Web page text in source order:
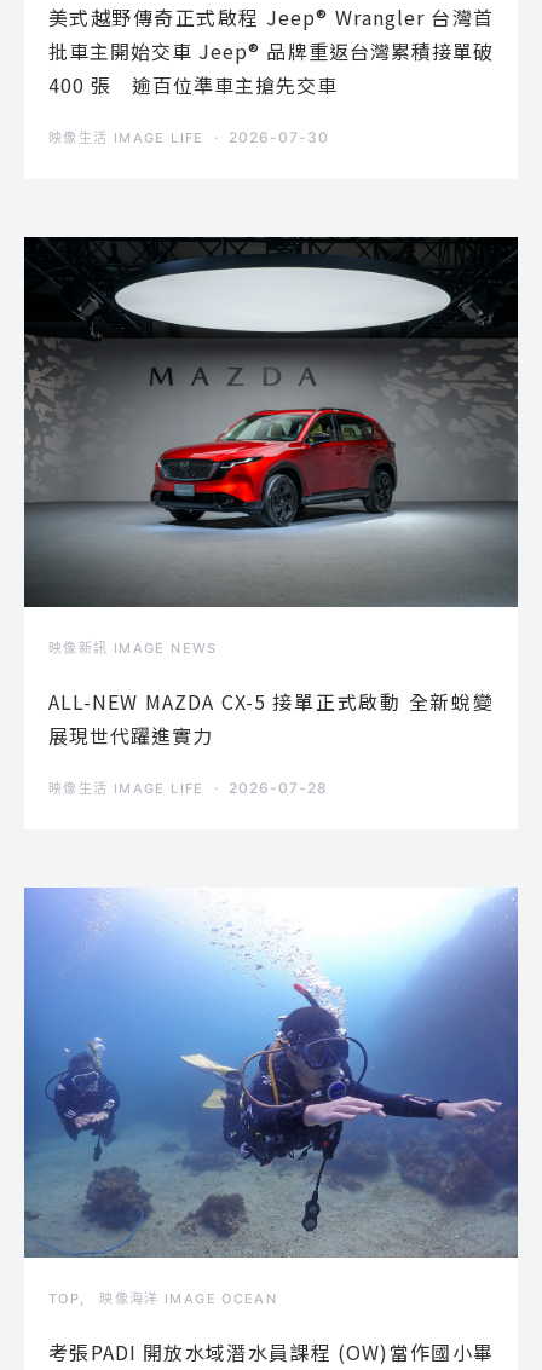
美式越野傳奇正式啟程 Jeep® Wrangler 台灣首
批車主開始交車 Jeep® 品牌重返台灣累積接單破
400 張 逾百位準車主搶先交車
映像生活 IMAGE LIFE 2026-07-30
映像新訊 IMAGE NEWS
ALL-NEW MAZDA CX-5 接單正式啟動 全新蛻變
展現世代躍進實力
映像生活 IMAGE LIFE 2026-07-28
TOP 映像海洋 IMAGE OCEAN
考張PADI 開放水域潛水員課程 (OW)當作國小畢